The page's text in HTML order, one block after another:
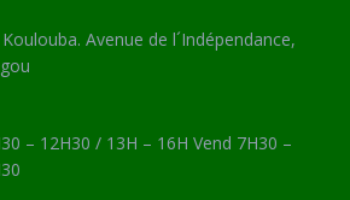
Avenue de l´Indépendance,
– 12H30 / 13H – 16H Vend 7H30 –